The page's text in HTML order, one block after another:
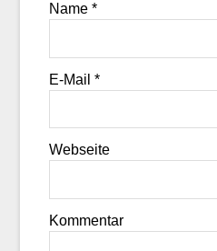
Name *
E-Mail *
Webseite
Kommentar